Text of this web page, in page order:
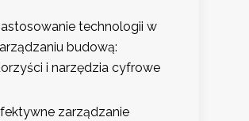
technologii w
budową:
i narzędzia cyfrowe
zarządzanie